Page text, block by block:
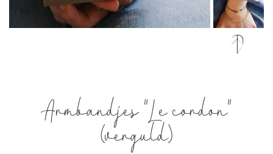
Armbandjes "Le cordon"
(verguld)